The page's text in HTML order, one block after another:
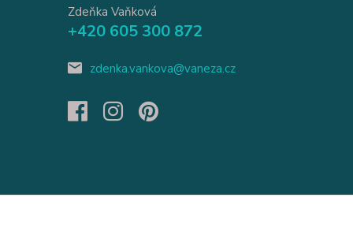
Zdeňka Vaňková
+420 605 300 872
zdenka.vankova@vaneza.cz